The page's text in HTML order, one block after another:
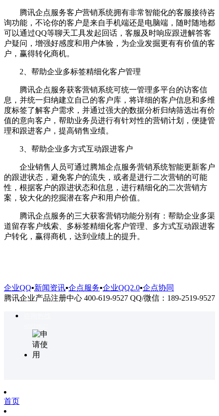
腾讯企点服务客户营销系统拥有非常智能化的客服接待咨
询功能，不论你的客户是来自手机端还是电脑端，随时随地都
可以通过QQ等聊天工具发起回话，客服及时响应跟进解答客
户疑问，增强好感度和用户体验，为企业发掘更有有价值的客
户，赢得转化商机。
2、帮助企业多标签精细化客户管理
腾讯企点服务获客营销系统可统一管理多平台的访客信
息，并统一归纳建立自己的客户库，将详细的客户信息和多维
度标签了解客户需求，并通过强大的数据分析归纳筛选出有价
值的意向客户，帮助业务员进行有针对性的营销计划，便捷管
理和跟进客户，提高销售业绩。
3、帮助企业多方式互动跟进客户
企业销售人员可通过腾旭企点服务营销系统智能更新客户
的跟进状态，避免客户的流失，或者是进行二次营销的可能
性，根据客户的跟进状态和信息，进行精细化的二次营销方
案，较大化的挖掘潜在客户和用户价值。
腾讯企点服务的三大获客营销功能分别有：帮助企业多渠
道留存客户线索、多标签精细化客户管理、多方式互动跟进客
户转化，赢得商机，达到业绩上的提升。
企业QQ▪新闻资讯▪企点服务▪企业QQ2.0▪企点协同
腾讯企业产品注册中心 400-619-9527 QQ/微信：189-2519-9527
首页